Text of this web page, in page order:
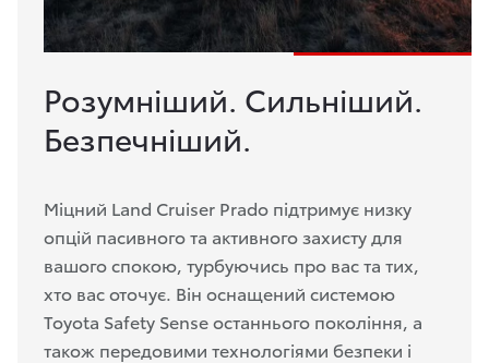
Розумніший. Сильніший.
Безпечніший.
Міцний Land Cruiser Prado підтримує низку
опцій пасивного та активного захисту для
вашого спокою, турбуючись про вас та тих,
хто вас оточує. Він оснащений системою
Toyota Safety Sense останнього покоління, а
також передовими технологіями безпеки і